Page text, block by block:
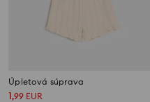
Úpletová súprava
1,99 EUR